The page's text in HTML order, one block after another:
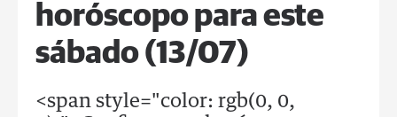
horóscopo para este
sábado (13/07)
<span style="color: rgb(0, 0,